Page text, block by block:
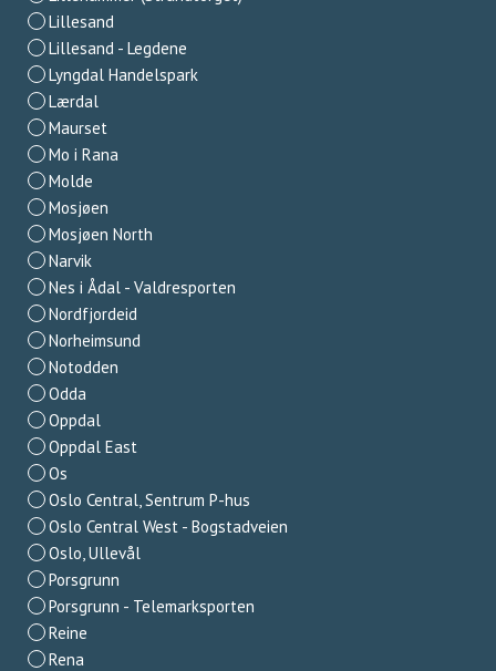
Lillesand
Lillesand - Legdene
Lyngdal Handelspark
Lærdal
Maurset
Mo i Rana
Molde
Mosjøen
Mosjøen North
Narvik
Nes i Ådal - Valdresporten
Nordfjordeid
Norheimsund
Notodden
Odda
Oppdal
Oppdal East
Os
Oslo Central, Sentrum P-hus
Oslo Central West - Bogstadveien
Oslo, Ullevål
Porsgrunn
Porsgrunn - Telemarksporten
Reine
Rena